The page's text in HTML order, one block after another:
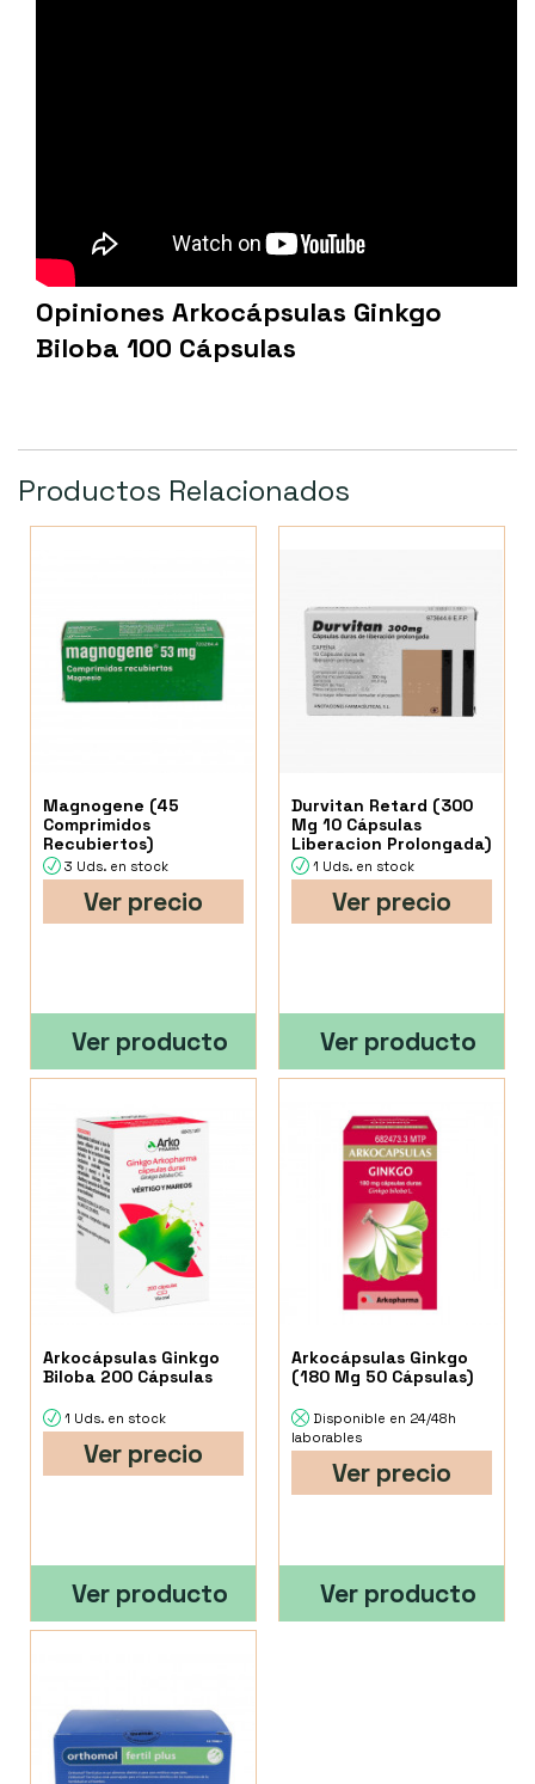
Opiniones Arkocápsulas Ginkgo
Biloba 100 Cápsulas
Productos Relacionados
Magnogene (45
Comprimidos
Recubiertos)
3 Uds. en stock
Ver precio
Ver producto
Durvitan Retard (300
Mg 10 Cápsulas
Liberacion Prolongada)
1 Uds. en stock
Ver precio
Ver producto
Arkocápsulas Ginkgo
Biloba 200 Cápsulas
1 Uds. en stock
Ver precio
Ver producto
Arkocápsulas Ginkgo
(180 Mg 50 Cápsulas)
Disponible en 24/48h
laborables
Ver precio
Ver producto